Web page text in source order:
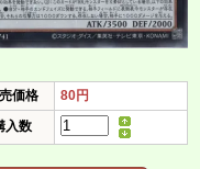
価格
80円
入数